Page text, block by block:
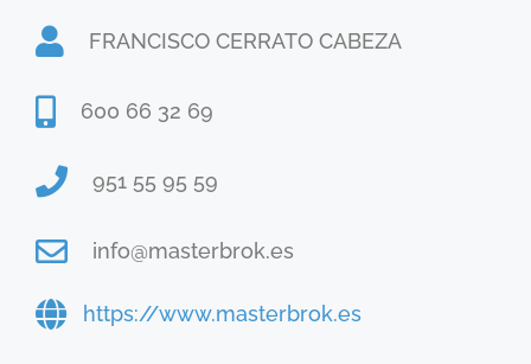
FRANCISCO CERRATO CABEZA
600 66 32 69
951 55 95 59
info@masterbrok.es
https://www.masterbrok.es